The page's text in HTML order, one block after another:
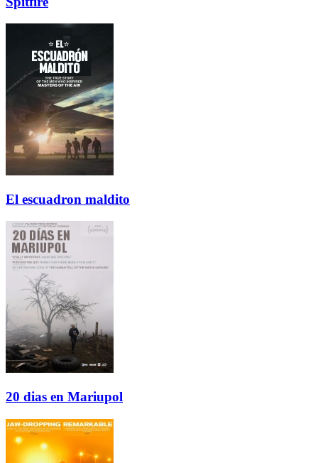
El escuadron maldito
20 dias en Mariupol